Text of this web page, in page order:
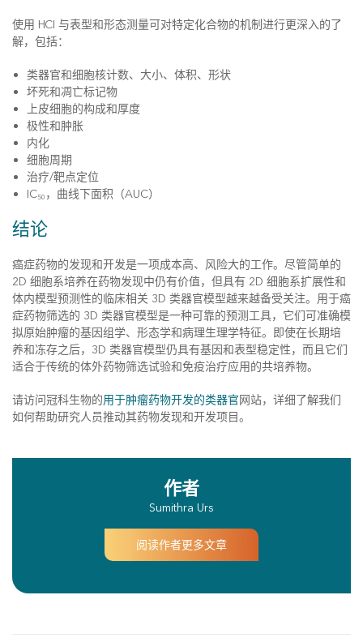
使用 HCI 与表型和形态测量可对特定化合物的机制进行更深入的了
解，包括：
类器官和细胞核计数、大小、体积、形状
坏死和凋亡标记物
上皮细胞的构成和厚度
极性和肿胀
内化
细胞周期
治疗/靶点定位
IC50 ，曲线下面积（AUC）
结论
癌症药物的发现和开发是一项成本高、风险大的工作。尽管简单的
2D 细胞系培养在药物发现中仍有价值，但具有 2D 细胞系扩展性和
体内模型预测性的临床相关 3D 类器官模型越来越备受关注。用于癌
症药物筛选的 3D 类器官模型是一种可靠的预测工具，它们可准确模
拟原始肿瘤的基因组学、形态学和病理生理学特征。即使在长期培
养和冻存之后，3D 类器官模型仍具有基因和表型稳定性，而且它们
适合于传统的体外药物筛选试验和免疫治疗应用的共培养物。
请访问冠科生物的用于肿瘤药物开发的类器官网站，详细了解我们
如何帮助研究人员推动其药物发现和开发项目。
作者
Sumithra Urs
阅读作者更多文章